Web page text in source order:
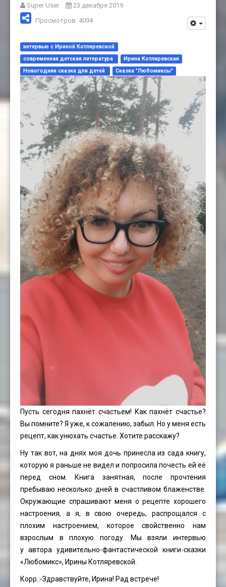
Super User
23 декабря 2019
Просмотров: 4094
интервью с Ириной Котляревской
современная детская литература
Ирина Котляревская
Новогодняя сказка для детей
Сказка "Любомиксы"
Пусть сегодня пахнёт счастьем! Как пахнёт счастье?
Вы помните? Я уже, к сожалению, забыл. Но у меня есть
рецепт, как унюхать счастье. Хотите расскажу?
Ну так вот, на днях моя дочь принесла из сада книгу,
которую я раньше не видел и попросила почесть ей её
перед сном. Книга занятная, после прочтения
пребываю несколько дней в счастливом блаженстве.
Окружающие спрашивают меня о рецепте хорошего
настроения, а я, в свою очередь, распрощался с
плохим настроением, которое свойственно нам
взрослым в плохую погоду. Мы взяли интервью
у автора удивительно-фантастической книги-сказки
«Любомикс», Ирины Котляревской.
Корр.:⁃Здравствуйте, Ирина! Рад встрече!